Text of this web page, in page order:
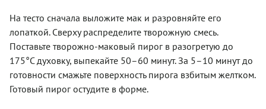
На тесто сначала выложите мак и разровняйте его
лопаткой. Сверху распределите творожную смесь.
Поставьте творожно-маковый пирог в разогретую до
175°C духовку, выпекайте 50–60 минут. За 5–10 минут до
готовности смажьте поверхность пирога взбитым желтком.
Готовый пирог остудите в форме.